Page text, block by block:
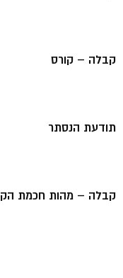
קבלה – קורס
תודעת הנסתר
קבלה – מהות חכמת